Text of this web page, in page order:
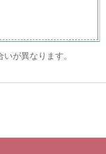
が異なります。